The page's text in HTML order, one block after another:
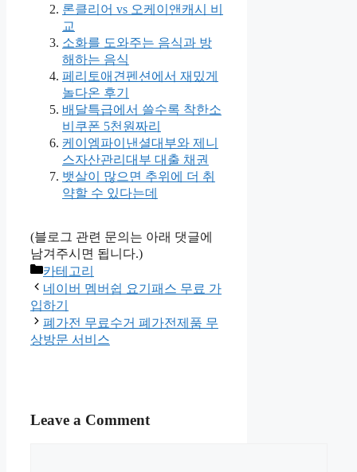
론클리어 vs 오케이앤캐시 비
교
소화를 도와주는 음식과 방
해하는 음식
페리토애견펜션에서 재밌게
놀다온 후기
배달특급에서 쓸수록 착한소
비쿠폰 5천원짜리
케이엠파이낸셜대부와 제니
스자산관리대부 대출 채권
뱃살이 많으면 추위에 더 취
약할 수 있다는데
(블로그 관련 문의는 아래 댓글에
남겨주시면 됩니다.)
Categories
카테고리
네이버 멤버쉽 요기패스 무료 가
입하기
폐가전 무료수거 폐가전제품 무
상방문 서비스
Leave a Comment